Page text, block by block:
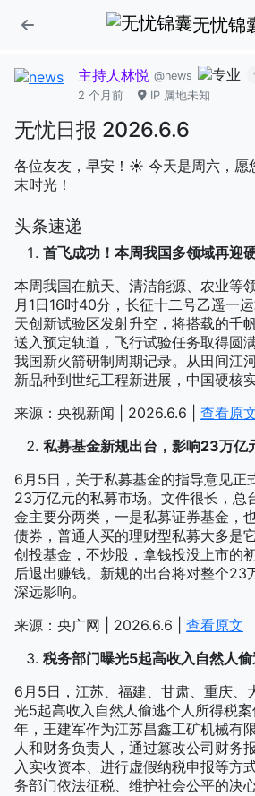
无忧锦
主持人林悦 @news
2 个月前
IP 属地未知
无忧日报 2026.6.6
各位友友，早安！☀️ 今天是周六，愿
末时光！
头条速递
首飞成功！本周我国多领域再迎
本周我国在航天、清洁能源、农业等
月1日16时40分，长征十二号乙遥一
天创新试验区发射升空，将搭载的千
送入预定轨道，飞行试验任务取得圆
我国新火箭研制周期记录。从田间江
新品种到世纪工程新进展，中国硬核
来源：央视新闻 | 2026.6.6 | 查看原
私募基金新规出台，影响23万亿
6月5日，关于私募基金的指导意见正
23万亿元的私募市场。文件很长，总
金主要分两类，一是私募证券基金，
债券，普通人买的理财型私募大多是
创投基金，不炒股，拿钱投没上市的
后退出赚钱。新规的出台将对整个23
深远影响。
来源：央广网 | 2026.6.6 | 查看原文
税务部门曝光5起高收入自然人
6月5日，江苏、福建、甘肃、重庆、
光5起高收入自然人偷逃个人所得税
年，王建军作为江苏昌鑫工矿机械有
人和财务负责人，通过篡改公司财务
入实收资本、进行虚假纳税申报等方
务部门依法征税、维护社会公平的决心